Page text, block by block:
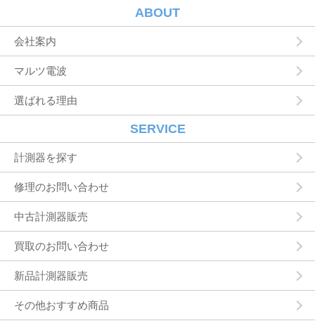
ユーザーに自分の登録情報の閲覧や修正，利用
状況の閲覧を行っていただくために，氏名，住
の代金などに関する情報を表示する目的
アドレスを利用する場合やユーザーに商品を送
名や住所などの連絡先情報を利用する目的
ユーザーの本人確認を行うために，氏名，生年
月日，住所，電話番号，銀行口座番号，クレジ
商品名や数量，利用されたサービスの種類や期
情報などを利用する目的
ユーザーが簡便にデータを入力できるようにす
るために，当社に登録されている情報を入力画
含みます）に転送したりする目的
代金の支払を遅滞したり第三者に損害を発生さ
ABOUT
会社案内
マルツ電波
選ばれる理由
SERVICE
計測器を探す
修理のお問い合わせ
中古計測器販売
買取のお問い合わせ
新品計測器販売
その他おすすめ商品